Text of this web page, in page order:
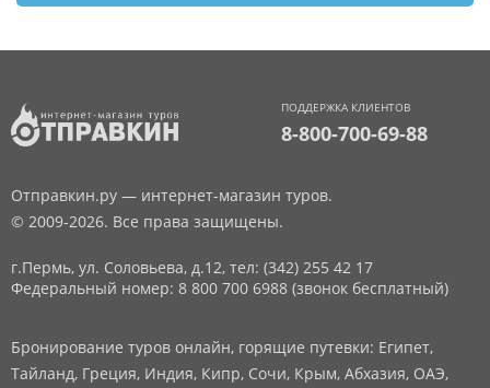
ПОДДЕРЖКА КЛИЕНТОВ
8-800-700-69-88
Отправкин.ру — интернет-магазин туров.
© 2009-2026. Все права защищены.
г.Пермь, ул. Соловьева, д.12, тел: (342) 255 42 17
Федеральный номер: 8 800 700 6988 (звонок бесплатный)
Бронирование туров онлайн, горящие путевки: Египет,
Тайланд, Греция, Индия, Кипр, Сочи, Крым, Абхазия, ОАЭ,